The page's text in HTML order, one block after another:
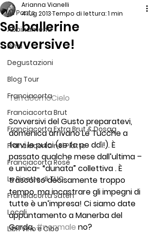
All Posts
Abbinamenti
Birra
Degustazioni
Blog Tour
Franciacorta
Franciacorta Brut
Franciacorta Extra Brut & Dosag
Franciacorta nel Piatto
Franciacorta Rosé
Le Ricette di TUC
Franciacorta Satèn
Locali
Libri Vino e Cibo
Sei ballerine
sovversive!
Arianna Vianelli
4 lug 2013Tempo di lettura: 1 min
TerraUomoCielo
Sovversivi del Gusto preparatevi,
domenica arrivano Le Tucche a
farvi le pulci (se fa pe ddì!). È
passato qualche mese dall’ultima –
e unica- “dunata” collettiva . È
trascorso decisamente troppo
tempo, ma incastrare gli impegni di
tutte è un’impresa! Ci siamo date
appuntamento a Manerba del
Garda, #nonmale no?